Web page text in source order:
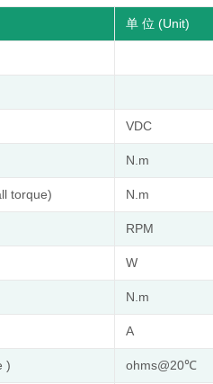
单 位 (Unit)
VDC
N.m
torque) N.m
RPM
W
N.m
A
) ohms@20℃